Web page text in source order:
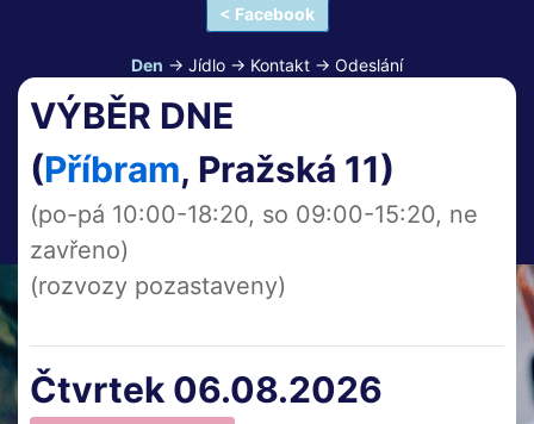
< Facebook
Den -> Jídlo -> Kontakt -> Odeslání
VÝBĚR DNE
(Příbram, Pražská 11)
(po-pá 10:00-18:20, so 09:00-15:20, ne
zavřeno)
(rozvozy pozastaveny)
Čtvrtek 06.08.2026